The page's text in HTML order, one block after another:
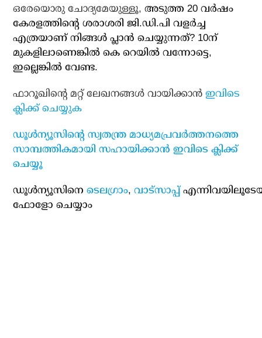
ഒരേയൊരു ചോദ്യമേയുള്ളൂ,അടുത്ത 20 വര്‍ഷം
കേരളത്തിന്റെ ശരാശരി ജി.ഡി.പി വളര്‍ച്ച
എത്രയാണ് നിങ്ങള്‍ പ്ലാന്‍ ചെയ്യുന്നത്? 10ന്
മുകളിലാണെങ്കില്‍ കെ റെയില്‍ വന്നോട്ടെ,
ഇല്ലെങ്കില്‍ വേണ്ട.
ഫാറൂഖിന്‍റെ മറ്റ് ലേഖനങ്ങള്‍ വായിക്കാന്‍ഇവിടെ
ക്ലിക്ക് ചെയ്യുക
ഡൂള്‍ന്യൂസിന്റെ സ്വതന്ത്ര മാധ്യമപ്രവര്‍ത്തനത്തെ
സാമ്പത്തികമായി സഹായിക്കാന്‍ ഇവിടെ ക്ലിക്ക്
ചെയ്യൂ
ഡൂള്‍ന്യൂസിനെടെലഗ്രാം,വാട്‌സാപ്പ്
ഫോളോ ചെയ്യാം